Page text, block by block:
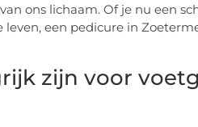
ons lichaam. Of je nu een
een pedicure in
zijn voor